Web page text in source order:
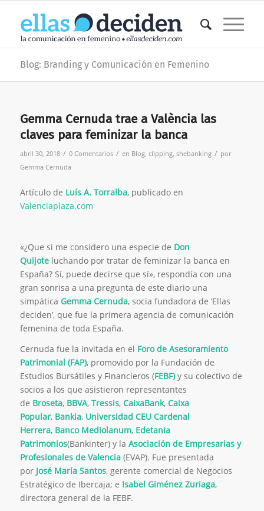
Blog: Branding y Comunicación en Femenino
Gemma Cernuda trae a València las
claves para feminizar la banca
abril 30, 2018 / 0 Comentarios / en Blog, clipping, shebanking / por
Gemma Cernuda
Artículo de Luís A. Torralba, publicado en
Valenciaplaza.com
«¿Que si me considero una especie de Don
Quijoteluchando por tratar de feminizar la banca en
España? Sí, puede decirse que sí», respondía con una
gran sonrisa a una pregunta de este diario una
simpática Gemma Cernuda, socia fundadora de ‘Ellas
deciden’, que fue la primera agencia de comunicación
femenina de toda España.
Cernuda fue la invitada en el Foro de Asesoramiento
Patrimonial (FAP), promovido por la Fundación de
Estudios Bursátiles y Financieros (FEBF)y su colectivo de
socios a los que asistieron representantes
de Broseta, BBVA, Tressis, CaixaBank, Caixa
Popular, Bankia, Universidad CEU Cardenal
Herrera, Banco Mediolanum, Edetania
Patrimonios(Bankinter) y la Asociación de Empresarias y
Profesionales de Valencia (EVAP). Fue presentada
por José María Santos, gerente comercial de Negocios
Estratégico de Ibercaja; e Isabel Giménez Zuriaga,
directora general de la FEBF.